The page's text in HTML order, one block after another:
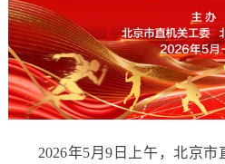
2026年5月9日上午，北京市